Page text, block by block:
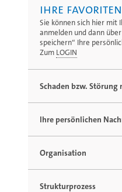
Ihre Favoriten
Sie können sich hier mit
anmelden und dann
speichern“ Ihre
Zum LOGIN
Schaden bzw. Störung
Ihre persönlichen
Organisation
Strukturprozess